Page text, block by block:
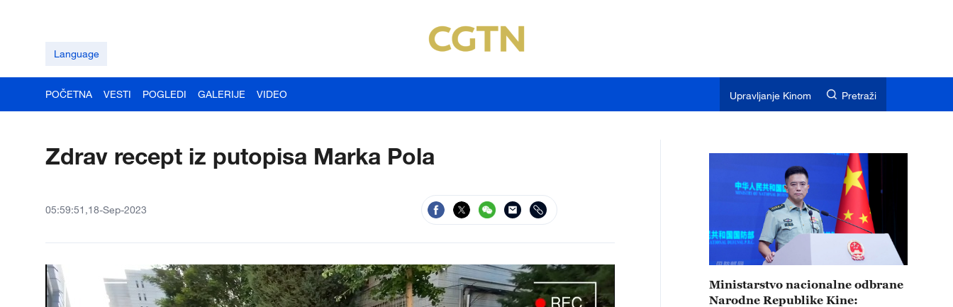
Language
POČETNA VESTI POGLEDI GALERIJE VIDEO Upravljanje Kinom Pretraži
Zdrav recept iz putopisa Marka Pola
05:59:51,18-Sep-2023
Ministarstvo nacionalne odbrane
Narodne Republike Kine: